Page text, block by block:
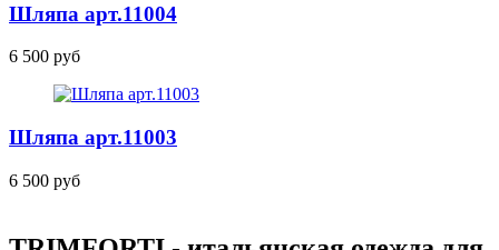
Шляпа арт.11004
6 500 руб
Шляпа арт.11003
6 500 руб